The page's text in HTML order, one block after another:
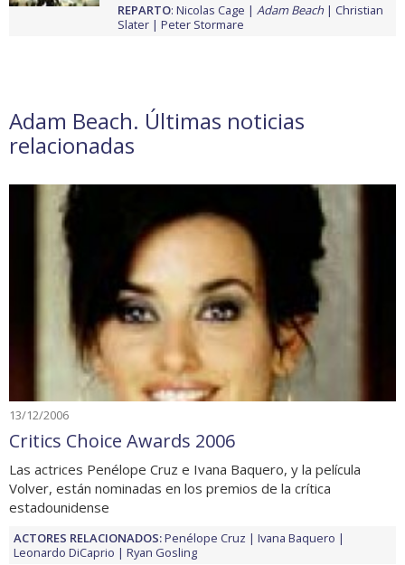
REPARTO: Nicolas Cage Adam Beach
Christian
Slater
Peter Stormare
Adam Beach. Últimas noticias
relacionadas
13/12/2006
Critics Choice Awards 2006
Las actrices Penélope Cruz e Ivana Baquero, y la película
Volver, están nominadas en los premios de la crítica
estadounidense
ACTORES RELACIONADOS:Penélope Cruz
Ivana Baquero
Leonardo DiCaprio
Ryan Gosling